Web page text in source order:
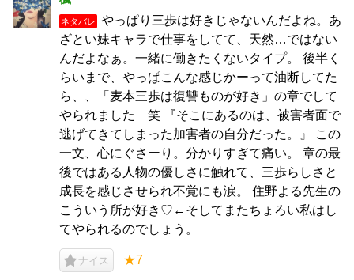
ネタバレ
やっぱり三歩は好きじゃないんだよね。あ
ざとい妹キャラで仕事をしてて、天然…ではない
んだよなぁ。一緒に働きたくないタイプ。 後半く
らいまで、やっぱこんな感じかーって油断してた
ら、、「麦本三歩は復讐ものが好き」の章でして
やられました 笑 『そこにあるのは、被害者面で
逃げてきてしまった加害者の自分だった。』 この
一文、心にぐさーり。分かりすぎて痛い。 章の最
後ではある人物の優しさに触れて、三歩らしさと
成長を感じさせられ不覚にも涙。 住野よる先生の
こういう所が好き♡←そしてまたちょろい私はし
てやられるのでしょう。
ナイス ★7